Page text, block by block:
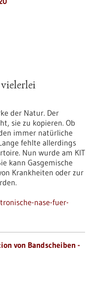
der Natur. Der
sie zu kopieren. Ob
immer natürliche
fehlte allerdings
Nun wurde am KIT
kann Gasgemische
Krankheiten oder zur
nase-fuer-
von Bandscheiben -